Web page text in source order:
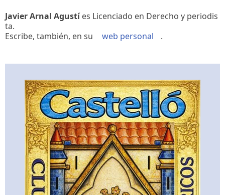
Javier Arnal Agustíes Licenciado en Derecho y periodis
ta.
Escribe, también, en su
web personal .